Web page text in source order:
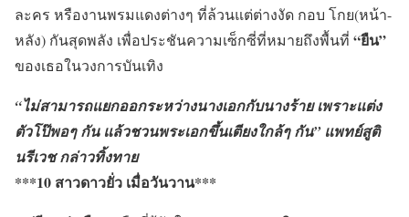
ละคร หรืองานพรมแดงต่างๆ ที่ล้วนแต่ต่างงัด กอบ โกย(หน้า-
หลัง) กันสุดพลัง เพื่อประชันความเซ็กซี่ที่หมายถึงพื้นที่ “ยืน”
ของเธอในวงการบันเทิง
“ไม่สามารถแยกออกระหว่างนางเอกกับนางร้าย เพราะแต่ง
ตัวโป๊พอๆ กัน แล้วชวนพระเอกขึ้นเตียงใกล้ๆ กัน” แพทย์สูติ
นรีเวช กล่าวทิ้งทาย
***10 สาวดาวยั่ว เมื่อวันวาน***